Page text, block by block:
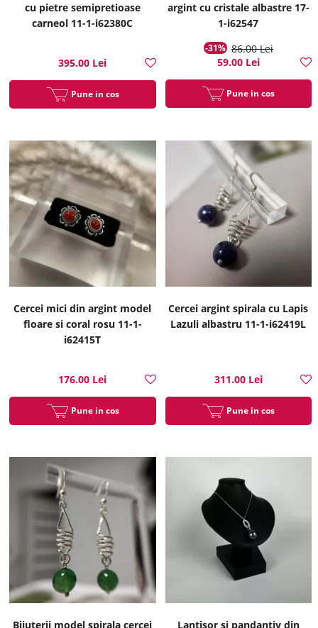
cu pietre semipretioase
carneol 11-1-i62380C
395.00 Lei
Pune in cos
argint cu cristale albastre 17-
1-i62547
-31% 86.00 Lei
59.00 Lei
Pune in cos
Cercei mici din argint model
floare si coral rosu 11-1-
i62415T
176.00 Lei
Pune in cos
Cercei argint spirala cu Lapis
Lazuli albastru 11-1-i62419L
311.00 Lei
Pune in cos
Bijuterii model spirala cercei Lantisor si pandantiv din